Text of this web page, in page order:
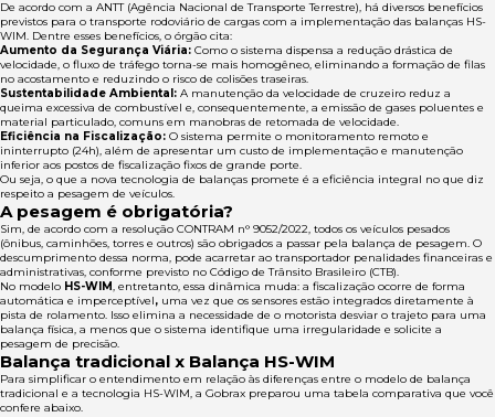
De acordo com a ANTT (Agência Nacional de Transporte Terrestre), há diversos benefícios
previstos para o transporte rodoviário de cargas com a implementação das balanças HS-
WIM. Dentre esses benefícios, o órgão cita:
Aumento da Segurança Viária: Como o sistema dispensa a redução drástica de
velocidade, o fluxo de tráfego torna-se mais homogêneo, eliminando a formação de filas
no acostamento e reduzindo o risco de colisões traseiras.
Sustentabilidade Ambiental: A manutenção da velocidade de cruzeiro reduz a
queima excessiva de combustível e, consequentemente, a emissão de gases poluentes e
material particulado, comuns em manobras de retomada de velocidade.
Eficiência na Fiscalização: O sistema permite o monitoramento remoto e
ininterrupto (24h), além de apresentar um custo de implementação e manutenção
inferior aos postos de fiscalização fixos de grande porte.
Ou seja, o que a nova tecnologia de balanças promete é a eficiência integral no que diz
respeito a pesagem de veículos.
A pesagem é obrigatória?
Sim, de acordo com a resolução CONTRAM n° 9052/2022, todos os veículos pesados
(ônibus, caminhões, torres e outros) são obrigados a passar pela balança de pesagem. O
descumprimento dessa norma, pode acarretar ao transportador penalidades financeiras e
administrativas, conforme previsto no Código de Trânsito Brasileiro (CTB).
No modelo HS-WIM, entretanto, essa dinâmica muda: a fiscalização ocorre de forma
automática e imperceptível, uma vez que os sensores estão integrados diretamente à
pista de rolamento. Isso elimina a necessidade de o motorista desviar o trajeto para uma
balança física, a menos que o sistema identifique uma irregularidade e solicite a
pesagem de precisão.
Balança tradicional x Balança HS-WIM
Para simplificar o entendimento em relação às diferenças entre o modelo de balança
tradicional e a tecnologia HS-WIM, a Gobrax preparou uma tabela comparativa que você
confere abaixo.